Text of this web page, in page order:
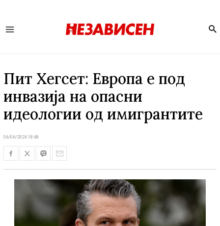
Пит Хегсет: Европа е под
инвазија на опасни
идеологии од имигрантите
06/06/2026 18:48